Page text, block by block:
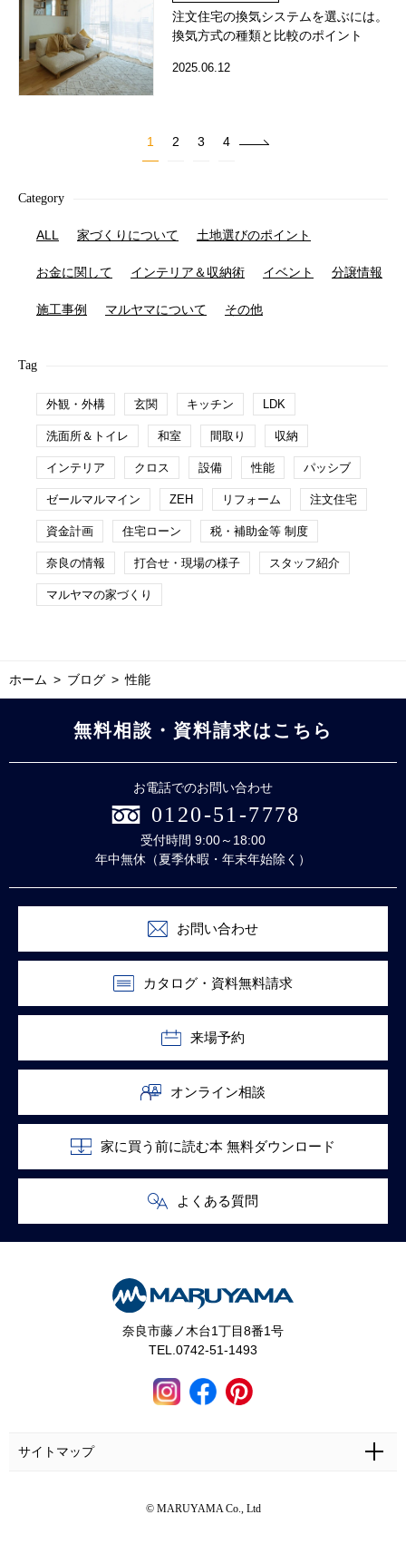
注文住宅の換気システムを選ぶには。
換気方式の種類と比較のポイント
2025.06.12
1 2 3 4
Category
ALL 家づくりについて 土地選びのポイント
お金に関して インテリア＆収納術 イベント 分譲情報
施工事例 マルヤマについて その他
Tag
外観・外構 玄関 キッチン LDK
洗面所＆トイレ 和室 間取り 収納
インテリア クロス 設備 性能 パッシブ
ゼールマルマイン ZEH リフォーム 注文住宅
資金計画 住宅ローン 税・補助金等 制度
奈良の情報 打合せ・現場の様子 スタッフ紹介
マルヤマの家づくり
ホーム ブログ 性能
無料相談・資料請求はこちら
お電話でのお問い合わせ
0120-51-7778
受付時間 9:00～18:00
年中無休（夏季休暇・年末年始除く）
お問い合わせ
カタログ・資料無料請求
来場予約
オンライン相談
家に買う前に読む本 無料ダウンロード
よくある質問
奈良市藤ノ木台1丁目8番1号
TEL.0742-51-1493
サイトマップ
© MARUYAMA Co., Ltd